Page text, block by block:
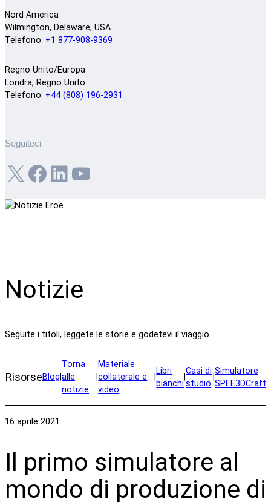
Nord America
Wilmington, Delaware, USA
Telefono: +1 877-908-9369
Regno Unito/Europa
Londra, Regno Unito
Telefono: +44 (808) 196-2931
Seguiteci
X Facebook LinkedIn YouTube
Notizie
Seguite i titoli, leggete le storie e godetevi il viaggio.
RisorseBlog
Torna
alle
notizie
|
Materiale
collaterale e
video
|
Libri
bianchi
|
Casi di
studio
|
Simulatore
SPEE3DCraft
16 aprile 2021
Il primo simulatore al
mondo di produzione di